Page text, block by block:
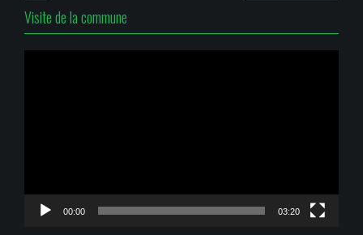
Visite de la commune
00:00 03:20